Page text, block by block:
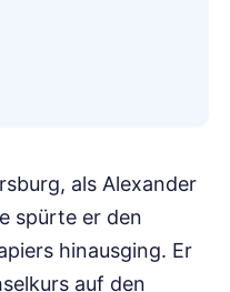
als Alexander
spürte er den
hinausging. Er
auf den